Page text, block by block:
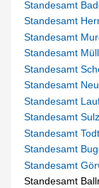
Standesamt
Standesamt
Standesamt
Standesamt
Standesamt
Standesamt
Standesamt
Standesamt
Standesamt
Standesamt
Standesamt
Standesamt